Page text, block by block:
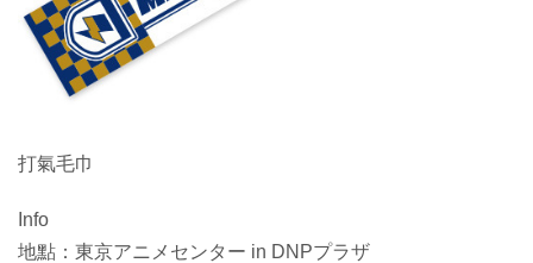
打氣毛巾
Info
地點：東京アニメセンター in DNPプラザ